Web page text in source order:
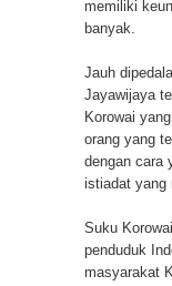
18 Jayapura
Turns Remote Papua
Tinjau Program Cetak
Artisans Take Center
memiliki
banyak.
Jauh
Jayawijaya
Korowai
orang yang
dengan cara
istiadat yang
Suku
penduduk
masyarakat